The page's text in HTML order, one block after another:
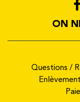
ON
Questions /